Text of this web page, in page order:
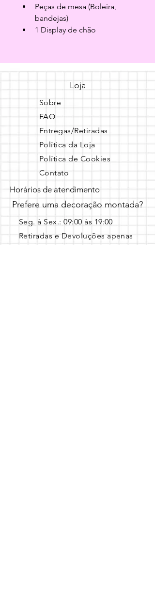
Peças de mesa (Boleira,
bandejas)
1 Display de chão
Loja
Sobre
FAQ
Entregas/Retiradas
Política da Loja
Política de Cookies
Contato
Horários de atendimento
Prefere uma decoração montada?
Seg. à Sex.: 09:00 às 19:00 ​
Retiradas e Devoluções apenas